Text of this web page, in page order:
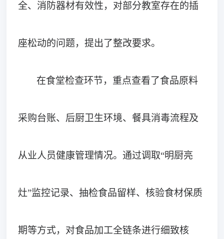
全、消防器材有效性，对部分教室存在的插
座松动的问题，提出了整改要求。
在食堂检查环节，重点查看了食品原料
采购台账、后厨卫生环境、餐具消毒流程及
从业人员健康管理情况。通过调取“明厨亮
灶”监控记录、抽检食品留样、核验食材保质
期等方式，对食品加工全链条进行细致核